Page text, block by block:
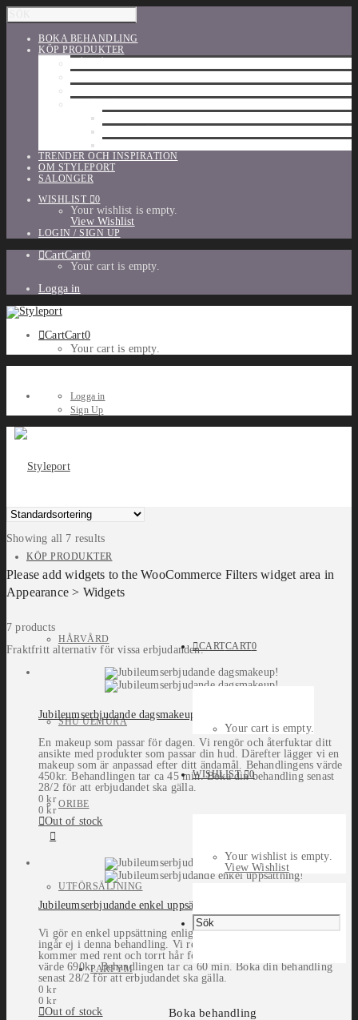
BOKA BEHANDLING
KÖP PRODUKTER
TRENDER OCH INSPIRATION
OM STYLEPORT
SALONGER
WISHLIST
0
Your wishlist is empty.
View Wishlist
LOGIN / SIGN UP
CartCart0
Your cart is empty.
Logga in
CartCart0
Your cart is empty.
Logga in
Sign Up
KÖP PRODUKTER
HÅRVÅRD
SHU UEMURA
ORIBE
UTFÖRSÄLJNING
PARFYM
CARTCART0
Your cart is empty.
WISHLIST 0
Your wishlist is empty.
View Wishlist
Boka behandling
Showing all 7 results
Please add widgets to the WooCommerce Filters widget area in
Appearance > Widgets
7 products
Fraktfritt alternativ för vissa erbjudanden.
Jubileumserbjudande dagsmakeup!
En makeup som passar för dagen. Vi rengör och återfuktar ditt
ansikte med produkter som passar din hud. Därefter lägger vi en
makeup som är anpassad efter ditt ändamål. Behandlingens värde
450kr. Behandlingen tar ca 45 min. Boka din behandling senast
28/2 för att erbjudandet ska gälla.
0kr
0kr
Out of stock
Jubileumserbjudande enkel uppsättning!
Vi gör en enkel uppsättning enligt dina önskemål. (Tvätt och fön
ingår ej i denna behandling. Vi rekommenderar därför att du
kommer med rent och torrt hår för bästa resultat.) Behandlingens
värde 690kr. Behandlingen tar ca 60 min. Boka din behandling
senast 28/2 för att erbjudandet ska gälla.
0kr
0kr
Out of stock